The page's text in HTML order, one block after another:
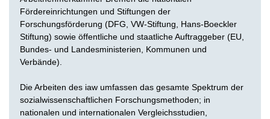
Fördereinrichtungen und Stiftungen der
Forschungsförderung (DFG, VW-Stiftung, Hans-Boeckler
Stiftung) sowie öffentliche und staatliche Auftraggeber (EU,
Bundes- und Landesministerien, Kommunen und
Verbände).
Die Arbeiten des iaw umfassen das gesamte Spektrum der
sozialwissenschaftlichen Forschungsmethoden; in
nationalen und internationalen Vergleichsstudien,